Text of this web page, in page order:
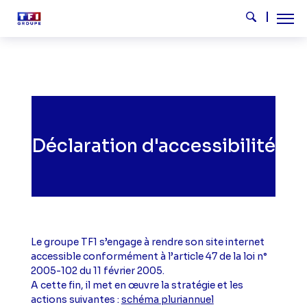
Déclaration d'accessibilité
Le groupe TF1 s’engage à rendre son site internet
accessible conformément à l’article 47 de la loi n°
2005-102 du 11 février 2005.
A cette fin, il met en œuvre la stratégie et les
actions suivantes : schéma pluriannuel